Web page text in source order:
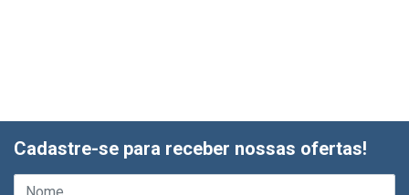
Cadastre-se para receber nossas ofertas!